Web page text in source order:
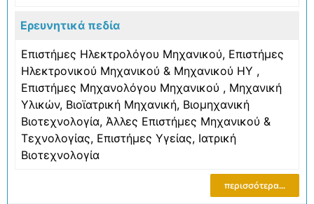
Ερευνητικά πεδία
Επιστήμες Ηλεκτρολόγου Μηχανικού, Επιστήμες
Ηλεκτρονικού Μηχανικού & Μηχανικού ΗΥ ,
Επιστήμες Μηχανολόγου Μηχανικού , Μηχανική
Υλικών, Βιοϊατρική Μηχανική, Βιομηχανική
Βιοτεχνολογία, Άλλες Επιστήμες Μηχανικού &
Τεχνολογίας, Επιστήμες Υγείας, Ιατρική
Βιοτεχνολογία
περισσότερα...